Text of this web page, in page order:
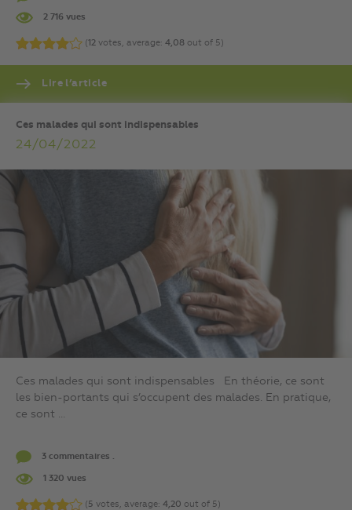
2 716 vues
(12 votes, average: 4,08 out of 5)
Lire l’article
Ces malades qui sont indispensables
24/04/2022
Ces malades qui sont indispensables En théorie, ce sont
les bien-portants qui s’occupent des malades. En pratique,
ce sont ...
3 commentaires .
1 320 vues
(5 votes, average: 4,20 out of 5)